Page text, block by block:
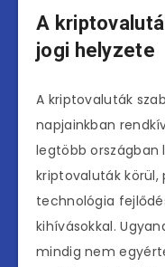
A
jogi helyzete
A kriptovaluták
napjainkban
legtöbb országban
kriptovaluták
technológia
kihívásokkal.
mindig nem